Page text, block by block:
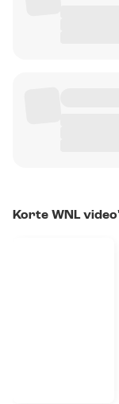
Korte WNL